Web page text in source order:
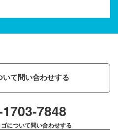
いて問い合わせする
7848
について問い合わせする